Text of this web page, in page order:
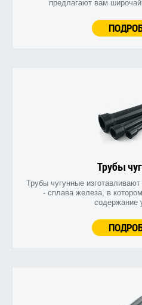
предлагают вам
Трубы
Трубы чугунные
- сплава железа, в
содержание